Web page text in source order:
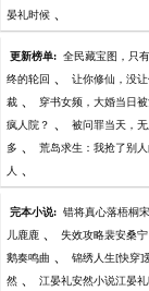
晏礼时候 、
更新榜单: 全民藏宝图，只
终的轮回 、 让你修仙，没让
裁 、 穿书女频，大婚当日
疯人院？ 、 被问罪当天，
多 、 荒岛求生：我抢了别
人 、
完本小说: 错将真心落梧桐
儿鹿鹿 、 失效攻略裴安桑宁
鹅奏鸣曲 、 锦绣人生[快穿]
然 、 江晏礼安然小说江晏